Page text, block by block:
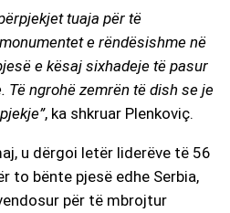
tuaja për të
e rëndësishme në
e kësaj sixhadeje të pasur
ngrohë zemrën të dish se je
, ka shkruar Plenkoviç.
u dërgoi letër liderëve të 56
to bënte pjesë edhe Serbia,
për të mbrojtur